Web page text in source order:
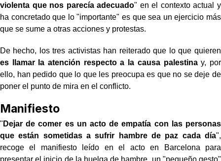
violenta que nos parecía adecuado" en el contexto actual y
ha concretado que lo "importante" es que sea un ejercicio más
que se sume a otras acciones y protestas.
De hecho, los tres activistas han reiterado que lo que quieren
es llamar la atención respecto a la causa palestinay, por
ello, han pedido que lo que les preocupa es que no se deje de
poner el punto de mira en el conflicto.
Manifiesto
" Dejar de comer es un acto de empatía con las personas
que están sometidas a sufrir hambre de paz cada día",
recoge el manifiesto leído en el acto en Barcelona para
presentar el inicio de la huelga de hambre, un "pequeño gesto"